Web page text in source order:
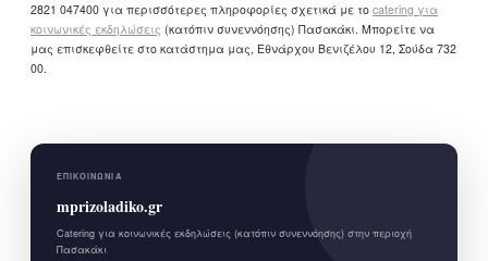
2821 047400 για περισσότερες πληροφορίες σχετικά με το catering για
κοινωνικές εκδηλώσεις (κατόπιν συνεννόησης) Πασακάκι. Μπορείτε να
μας επισκεφθείτε στο κατάστημα μας, Εθνάρχου Βενιζέλου 12, Σούδα 732
00.
ΕΠΙΚΟΙΝΩΝΊΑ
mprizoladiko.gr
Catering για κοινωνικές εκδηλώσεις (κατόπιν συνεννόησης) στην περιοχή
Πασακάκι